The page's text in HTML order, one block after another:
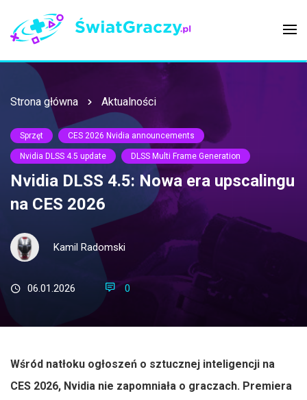
Strona główna Aktualności
Sprzęt CES 2026 Nvidia announcements
Nvidia DLSS 4.5 update DLSS Multi Frame Generation
Nvidia DLSS 4.5: Nowa era upscalingu
na CES 2026
Kamil Radomski
06.01.2026 0
Wśród natłoku ogłoszeń o sztucznej inteligencji na
CES 2026, Nvidia nie zapomniała o graczach. Premiera